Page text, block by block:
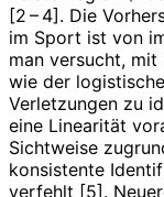
[2 – 4]. Die
im Sport ist von
man versucht,
wie der
Verletzungen zu
eine Linearität
Sichtweise
konsistente
verfehlt [5].